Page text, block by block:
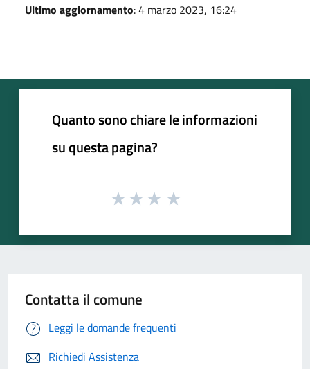
Ultimo aggiornamento: 4 marzo 2023, 16:24
Quanto sono chiare le informazioni
su questa pagina?
Contatta il comune
Leggi le domande frequenti
Richiedi Assistenza